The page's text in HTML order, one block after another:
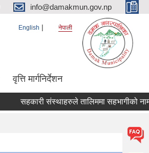
info@damakmun.gov.np
English नेपाली
वृत्ति मार्गनिर्देशन
सहकारी संस्थाहरुले तालिममा सहभागीको नाम